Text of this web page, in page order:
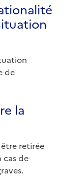
de
la
retirée
cas de